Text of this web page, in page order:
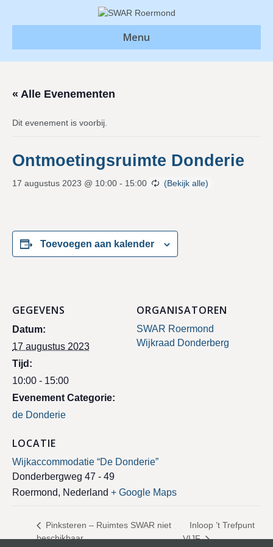
Menu
« Alle Evenementen
Dit evenement is voorbij.
Ontmoetingsruimte Donderie
17 augustus 2023 @ 10:00 - 15:00
Toevoegen aan kalender
GEGEVENS
Datum:
17 augustus 2023
Tijd:
10:00 - 15:00
Evenement Categorie:
de Donderie
LOCATIE
Wijkaccommodatie “De Donderie”
Donderbergweg 47 - 49
Roermond, Nederland + Google Maps
ORGANISATOREN
SWAR Roermond
Wijkraad Donderberg
Pinksteren – Ruimtes SWAR niet
beschikbaar
Inloop ’t Trefpunt
VIJF